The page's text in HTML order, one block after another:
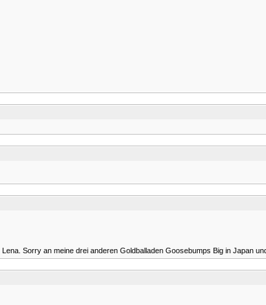
Sorry an meine drei anderen Goldballaden Goosebumps Big in Japan